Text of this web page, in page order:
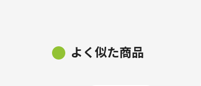
よく似た商品